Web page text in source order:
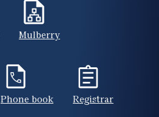
Mulberry
Phone book Registrar